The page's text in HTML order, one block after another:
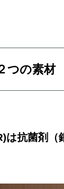
つの素材
抗菌剤（